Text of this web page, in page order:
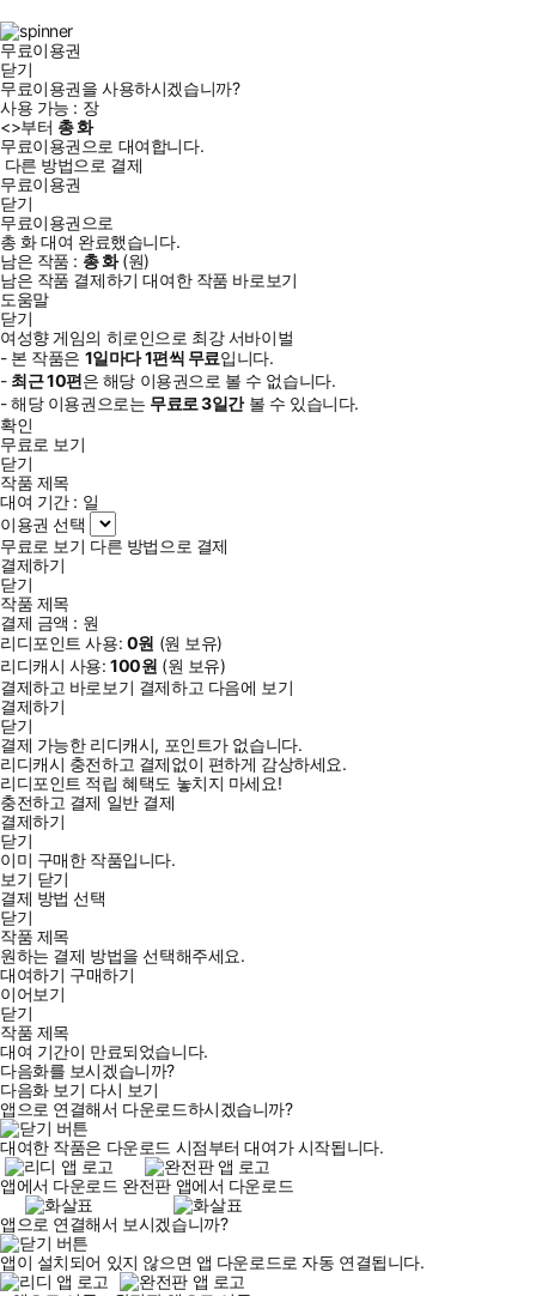
무료이용권
닫기
무료이용권을 사용하시겠습니까?
사용 가능 : 장
<>부터 총화
무료이용권으로 대여합니다.
다른 방법으로 결제
무료이용권
닫기
무료이용권으로
총 화대여 완료했습니다.
남은 작품 : 총화(원)
남은 작품 결제하기 대여한 작품 바로보기
도움말
닫기
여성향 게임의 히로인으로 최강 서바이벌
- 본 작품은 1일마다1편씩 무료입니다.
- 최근10편은 해당 이용권으로 볼 수 없습니다.
- 해당 이용권으로는 무료로3일간볼 수 있습니다.
확인
무료로 보기
닫기
작품 제목
대여 기간 : 일
이용권 선택
무료로 보기 다른 방법으로 결제
결제하기
닫기
작품 제목
결제 금액 : 원
리디포인트 사용: 0원 (원 보유)
리디캐시 사용:100원 (원 보유)
결제하고 바로보기 결제하고 다음에 보기
결제하기
닫기
결제 가능한 리디캐시, 포인트가 없습니다.
리디캐시 충전하고 결제없이 편하게 감상하세요.
리디포인트 적립 혜택도 놓치지 마세요!
충전하고 결제 일반 결제
결제하기
닫기
이미 구매한 작품입니다.
보기 닫기
결제 방법 선택
닫기
작품 제목
원하는 결제 방법을 선택해주세요.
대여하기 구매하기
이어보기
닫기
작품 제목
대여 기간이 만료되었습니다.
다음화를 보시겠습니까?
다음화 보기 다시 보기
앱으로 연결해서 다운로드하시겠습니까?
대여한 작품은 다운로드 시점부터 대여가 시작됩니다.
앱에서 다운로드 완전판 앱에서 다운로드
앱으로 연결해서 보시겠습니까?
앱이 설치되어 있지 않으면 앱 다운로드로 자동 연결됩니다.